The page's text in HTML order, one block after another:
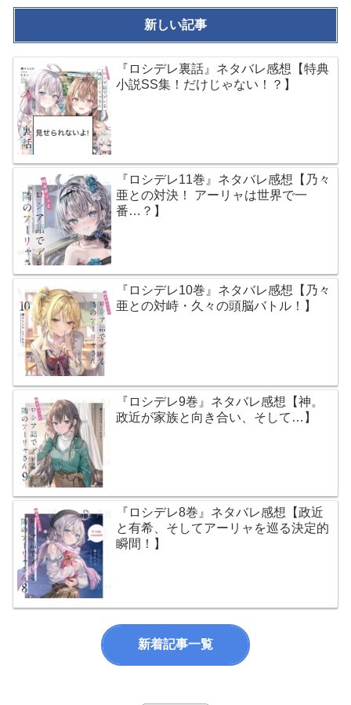
新しい記事
『ロシデレ裏話』ネタバレ感想【特典
小説SS集！だけじゃない！？】
『ロシデレ11巻』ネタバレ感想【乃々
亜との対決！ アーリャは世界で一
番…？】
『ロシデレ10巻』ネタバレ感想【乃々
亜との対峙・久々の頭脳バトル！】
『ロシデレ9巻』ネタバレ感想【神。
政近が家族と向き合い、そして…】
『ロシデレ8巻』ネタバレ感想【政近
と有希、そしてアーリャを巡る決定的
瞬間！】
新着記事一覧